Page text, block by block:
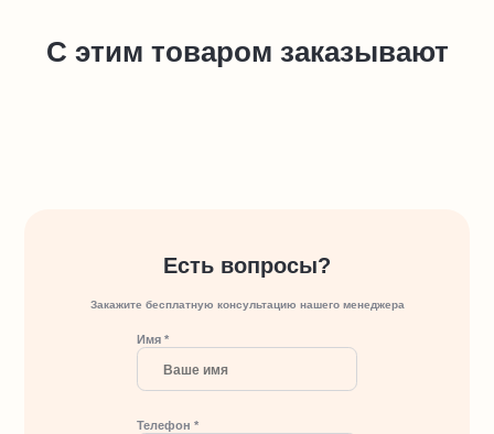
С этим товаром заказывают
Есть вопросы?
Закажите бесплатную консультацию нашего менеджера
Имя *
Телефон *